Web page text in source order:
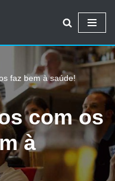
faz bem à saúde!
com os
à